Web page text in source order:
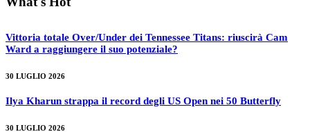
Vittoria totale Over/Under dei Tennessee Titans: riuscirà Cam
Ward a raggiungere il suo potenziale?
30 LUGLIO 2026
Ilya Kharun strappa il record degli US Open nei 50 Butterfly
30 LUGLIO 2026